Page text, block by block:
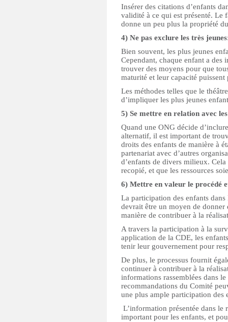
Insérer des citations d’enfants
validité à ce qui est présenté. Le
donne un peu plus la propriété
4) Ne pas exclure les très jeunes
Bien souvent, les plus jeunes
Cependant, chaque enfant a des
trouver des moyens pour que
maturité et leur capacité puissent
Les méthodes telles que le
d’impliquer les plus jeunes
5) Se mettre en relation avec
Quand une ONG décide
alternatif, il est important de
droits des enfants de manière à
partenariat avec d’autres
d’enfants de divers milieux.
recopié, et que les ressources
6) Mettre en valeur le procédé
La participation des enfants
devrait être un moyen de
manière de contribuer à la
A travers la participation à la
application de la CDE, les
tenir leur gouvernement pour
De plus, le processus fournit
continuer à contribuer à la
informations rassemblées dans
recommandations du Comité
une plus ample participation des
L’information présentée dans le
important pour les enfants, et